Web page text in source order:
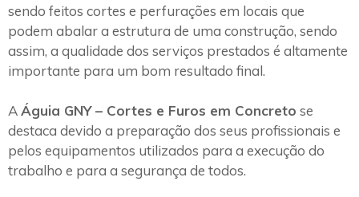
sendo feitos cortes e perfurações em locais que
podem abalar a estrutura de uma construção, sendo
assim, a qualidade dos serviços prestados é altamente
importante para um bom resultado final.
AÁguia GNY – Cortes e Furos em Concreto se
destaca devido a preparação dos seus profissionais e
pelos equipamentos utilizados para a execução do
trabalho e para a segurança de todos.